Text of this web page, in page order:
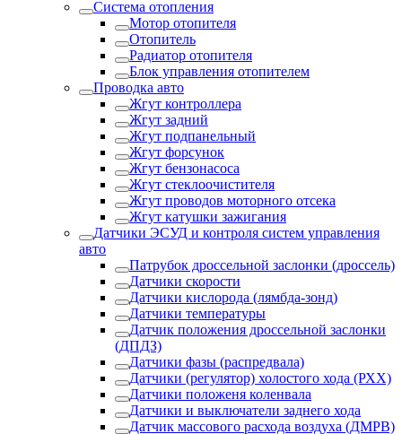
Система отопления
Мотор отопителя
Отопитель
Радиатор отопителя
Блок управления отопителем
Проводка авто
Жгут контроллера
Жгут задний
Жгут подпанельный
Жгут форсунок
Жгут бензонасоса
Жгут стеклоочистителя
Жгут проводов моторного отсека
Жгут катушки зажигания
Датчики ЭСУД и контроля систем управления
авто
Патрубок дроссельной заслонки (дроссель)
Датчики скорости
Датчики кислорода (лямбда-зонд)
Датчики температуры
Датчик положения дроссельной заслонки
(ДПДЗ)
Датчики фазы (распредвала)
Датчики (регулятор) холостого хода (РХХ)
Датчики положеня коленвала
Датчики и выключатели заднего хода
Датчик массового расхода воздуха (ДМРВ)